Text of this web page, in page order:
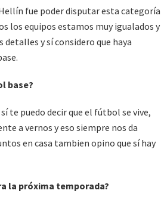
fue poder disputar esta categoría
los equipos estamos muy igualados y
y sí considero que haya
base?
te puedo decir que el fútbol se vive,
a vernos y eso siempre nos da
en casa tambien opino que sí hay
la próxima temporada?